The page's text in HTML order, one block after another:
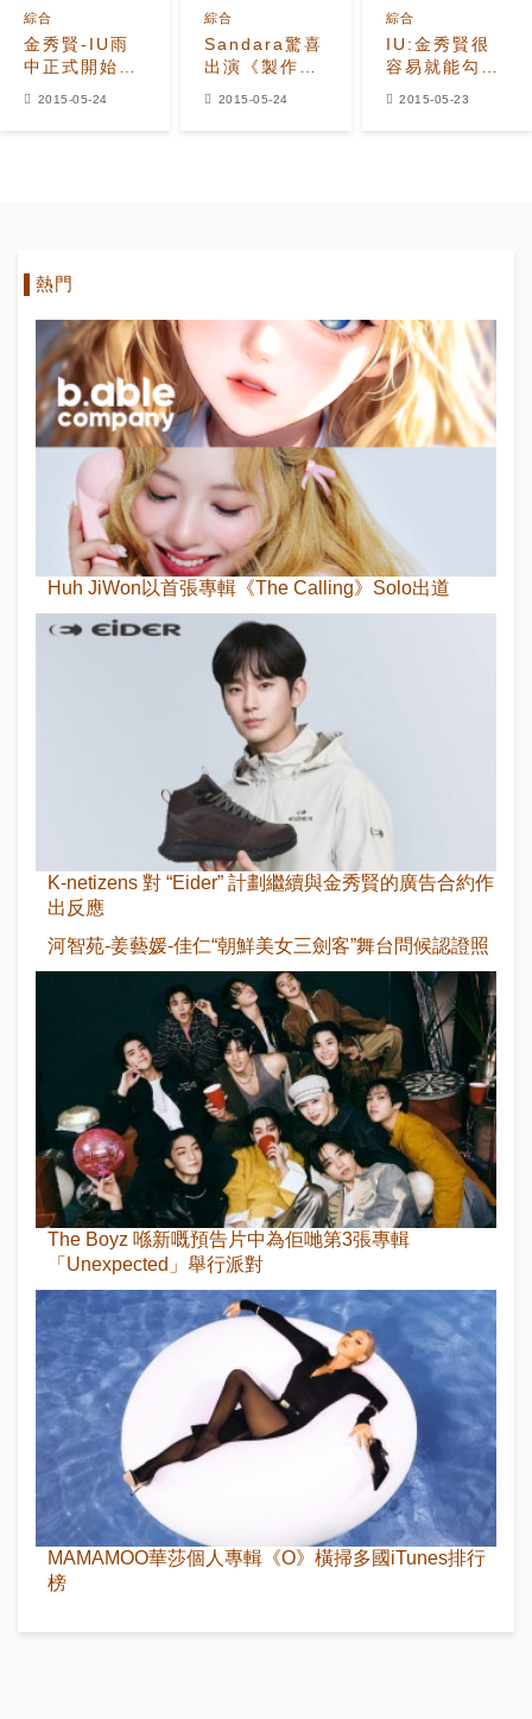
金秀賢-IU雨
中正式開始羅
綜合
2015-05-24
Sandara驚喜
出演《製作
綜合
2015-05-24
IU:金秀賢很
容易就能勾引
綜合
2015-05-23
熱門
Huh JiWon以首張專輯《The Calling》Solo出道
K-netizens 對 “Eider” 計劃繼續與金秀賢的廣告合約作
出反應
河智苑-姜藝媛-佳仁“朝鮮美女三劍客”舞台問候認證照
The Boyz 喺新嘅預告片中為佢哋第3張專輯
「Unexpected」舉行派對
MAMAMOO華莎個人專輯《O》橫掃多國iTunes排行
榜